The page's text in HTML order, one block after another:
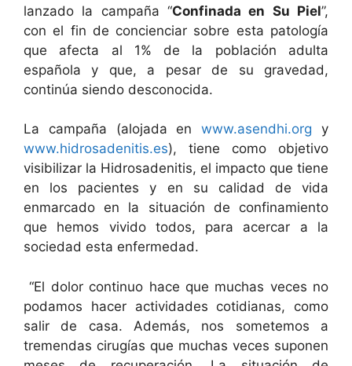
lanzado la campaña “Confinada en Su Piel”,
con el fin de concienciar sobre esta patología
que afecta al 1% de la población adulta
española y que, a pesar de su gravedad,
continúa siendo desconocida.
La campaña (alojada enwww.asendhi.org y
www.hidrosadenitis.es), tiene como objetivo
visibilizar la Hidrosadenitis, el impacto que tiene
en los pacientes y en su calidad de vida
enmarcado en la situación de confinamiento
que hemos vivido todos, para acercar a la
sociedad esta enfermedad.
“El dolor continuo hace que muchas veces no
podamos hacer actividades cotidianas, como
salir de casa. Además, nos sometemos a
tremendas cirugías que muchas veces suponen